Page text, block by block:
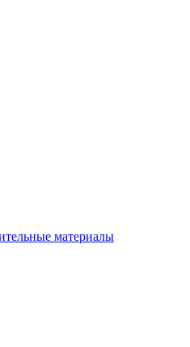
материалы